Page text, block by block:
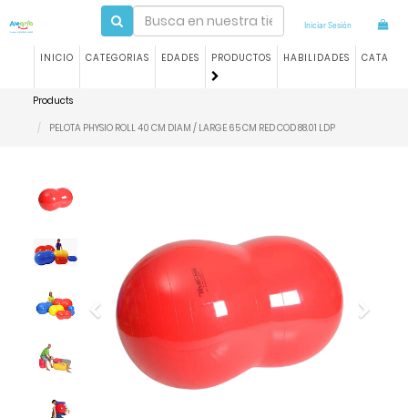
Iniciar Sesión
INICIO CATEGORIAS EDADES PRODUCTOS HABILIDADES
Products
PELOTA PHYSIO ROLL 40 CM DIAM / LARGE 65 CM RED COD 88.01 LDP
Previous